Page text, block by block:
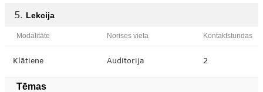
Lekcija
Modalitāte Norises vieta Kontaktstundas
Klātiene Auditorija 2
Tēmas